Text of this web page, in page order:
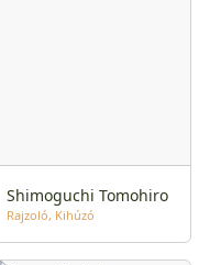
Shimoguchi Tomohiro
Rajzoló Kihúzó